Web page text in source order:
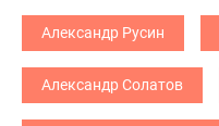
Александр Русин
Александр Солатов